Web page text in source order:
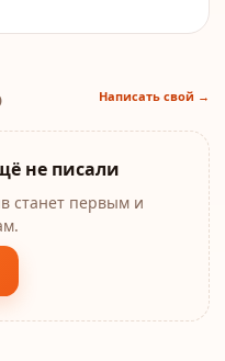
Написать свой →
не писали
станет первым и